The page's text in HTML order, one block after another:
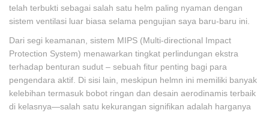
telah terbukti sebagai salah satu helm paling nyaman dengan
sistem ventilasi luar biasa selama pengujian saya baru-baru ini.
Dari segi keamanan, sistem MIPS (Multi-directional Impact
Protection System) menawarkan tingkat perlindungan ekstra
terhadap benturan sudut – sebuah fitur penting bagi para
pengendara aktif. Di sisi lain, meskipun helmn ini memiliki banyak
kelebihan termasuk bobot ringan dan desain aerodinamis terbaik
di kelasnya—salah satu kekurangan signifikan adalah harganya